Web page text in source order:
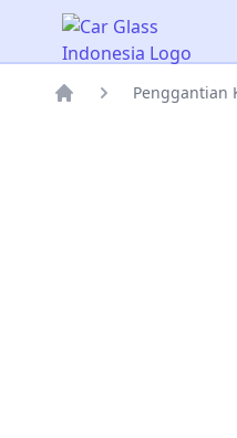
Car Glass Indonesia
Penggantian